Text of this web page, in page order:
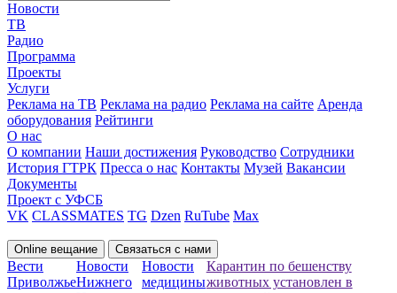
Новости
ТВ
Радио
Программа
Проекты
Услуги
Реклама на ТВ Реклама на радио Реклама на сайте Аренда
оборудования Рейтинги
О нас
О компании Наши достижения Руководство Сотрудники
История ГТРК Пресса о нас Контакты Музей Вакансии
Документы
Проект с УФСБ
VK CLASSMATES TG Dzen RuTube Max
Online вещание Связаться с нами
Вести
Приволжье
Новости
Нижнего
Новости
медицины
Карантин по бешенству
животных установлен в